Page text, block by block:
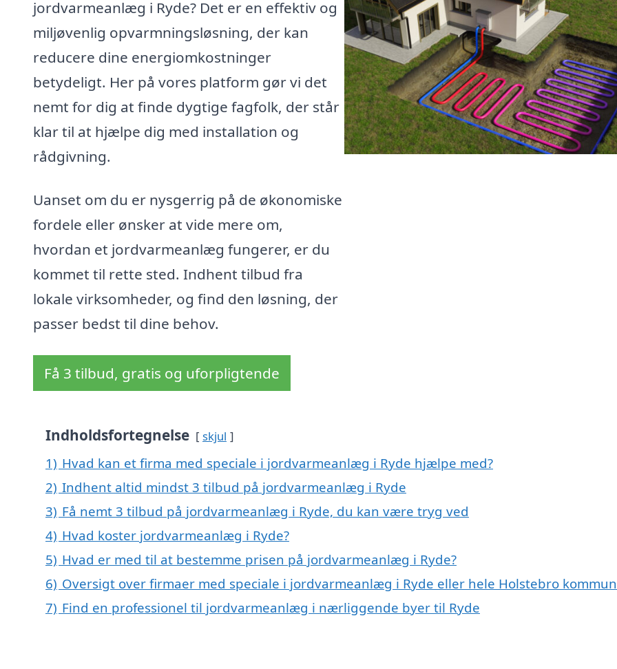
jordvarmeanlæg i Ryde? Det er en effektiv og
miljøvenlig opvarmningsløsning, der kan
reducere dine energiomkostninger
betydeligt. Her på vores platform gør vi det
nemt for dig at finde dygtige fagfolk, der står
klar til at hjælpe dig med installation og
rådgivning.
Uanset om du er nysgerrig på de økonomiske
fordele eller ønsker at vide mere om,
hvordan et jordvarmeanlæg fungerer, er du
kommet til rette sted. Indhent tilbud fra
lokale virksomheder, og find den løsning, der
passer bedst til dine behov.
Få 3 tilbud, gratis og uforpligtende
Indholdsfortegnelse skjul
1) Hvad kan et firma med speciale i jordvarmeanlæg i Ryde hjælpe med?
2) Indhent altid mindst 3 tilbud på jordvarmeanlæg i Ryde
3) Få nemt 3 tilbud på jordvarmeanlæg i Ryde, du kan være tryg ved
4) Hvad koster jordvarmeanlæg i Ryde?
5) Hvad er med til at bestemme prisen på jordvarmeanlæg i Ryde?
6) Oversigt over firmaer med speciale i jordvarmeanlæg i Ryde eller hele Holstebro
7) Find en professionel til jordvarmeanlæg i nærliggende byer til Ryde